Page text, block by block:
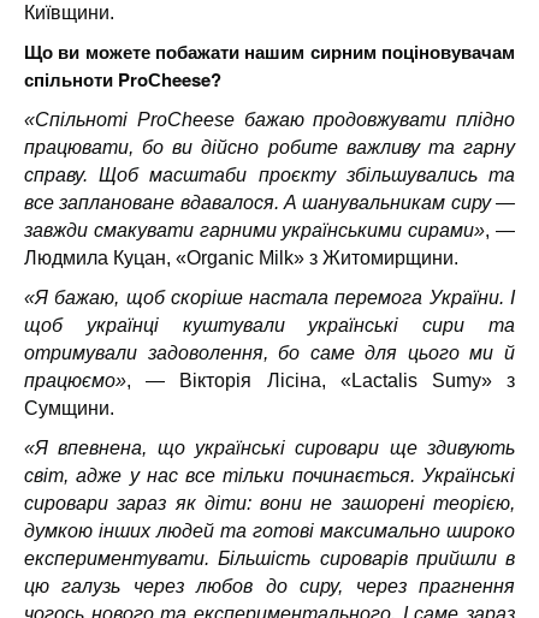
Київщини.
Що ви можете побажати нашим сирним поціновувачам
спільноти ProСheese?
«Спільноті ProСheese бажаю продовжувати плідно
працювати, бо ви дійсно робите важливу та гарну
справу. Щоб масштаби проєкту збільшувались та
все заплановане вдавалося. А шанувальникам сиру —
завжди смакувати гарними українськими сирами», —
Людмила Куцан, «Organic Milk» з Житомирщини.
«Я бажаю, щоб скоріше настала перемога України. І
щоб українці куштували українські сири та
отримували задоволення, бо саме для цього ми й
працюємо», — Вікторія Лісіна, «Lactalis Sumy» з
Сумщини.
«Я впевнена, що українські сировари ще здивують
світ, адже у нас все тільки починається. Українські
сировари зараз як діти: вони не зашорені теорією,
думкою інших людей та готові максимально широко
експериментувати. Більшість сироварів прийшли в
цю галузь через любов до сиру, через прагнення
чогось нового та експериментального. І саме зараз